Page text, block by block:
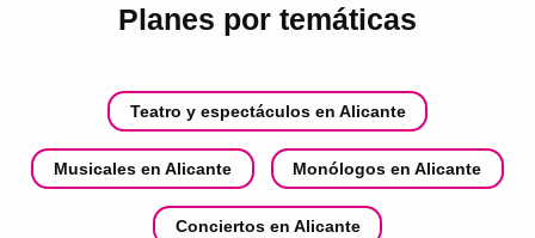
Planes por temáticas
Teatro y espectáculos en Alicante
Musicales en Alicante Monólogos en Alicante
Conciertos en Alicante